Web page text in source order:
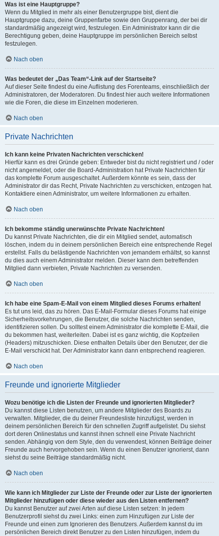
Was ist eine Hauptgruppe?
Wenn du Mitglied in mehr als einer Benutzergruppe bist, dient die
Hauptgruppe dazu, deine Gruppenfarbe sowie den Gruppenrang, der bei dir
standardmäßig angezeigt wird, festzulegen. Ein Administrator kann dir die
Berechtigung geben, deine Hauptgruppe im persönlichen Bereich selbst
festzulegen.
Nach oben
Was bedeutet der „Das Team“-Link auf der Startseite?
Auf dieser Seite findest du eine Auflistung des Forenteams, einschließlich der
Administratoren, der Moderatoren. Du findest hier auch weitere Informationen
wie die Foren, die diese im Einzelnen moderieren.
Nach oben
Private Nachrichten
Ich kann keine Privaten Nachrichten verschicken!
Hierfür kann es drei Gründe geben: Entweder bist du nicht registriert und / oder
nicht angemeldet, oder die Board-Administration hat Private Nachrichten für
das komplette Forum ausgeschaltet. Außerdem könnte es sein, dass der
Administrator dir das Recht, Private Nachrichten zu verschicken, entzogen hat.
Kontaktiere einen Administrator, um weitere Informationen zu erhalten.
Nach oben
Ich bekomme ständig unerwünschte Private Nachrichten!
Du kannst Private Nachrichten, die dir ein Mitglied sendet, automatisch
löschen, indem du in deinem persönlichen Bereich eine entsprechende Regel
erstellst. Falls du belästigende Nachrichten von jemandem erhältst, so kannst
du dies auch einem Administrator melden. Dieser kann dem betreffenden
Mitglied dann verbieten, Private Nachrichten zu versenden.
Nach oben
Ich habe eine Spam-E-Mail von einem Mitglied dieses Forums erhalten!
Es tut uns leid, das zu hören. Das E-Mail-Formular dieses Forums hat einige
Sicherheitsvorkehrungen, die Benutzer, die solche Nachrichten senden,
identifizieren sollen. Du solltest einem Administrator die komplette E-Mail, die
du bekommen hast, weiterleiten. Dabei ist es ganz wichtig, die Kopfzeilen
(Headers) mitzuschicken. Diese enthalten Details über den Benutzer, der die
E-Mail verschickt hat. Der Administrator kann dann entsprechend reagieren.
Nach oben
Freunde und ignorierte Mitglieder
Wozu benötige ich die Listen der Freunde und ignorierten Mitglieder?
Du kannst diese Listen benutzen, um andere Mitglieder des Boards zu
verwalten. Mitglieder, die du deiner Freundesliste hinzufügst, werden in
deinem persönlichen Bereich für den schnellen Zugriff aufgelistet. Du siehst
dort deren Onlinestatus und kannst ihnen schnell eine Private Nachricht
senden. Abhängig von dem Style, den du verwendest, können Beiträge deiner
Freunde auch hervorgehoben sein. Wenn du einen Benutzer ignorierst, dann
siehst du seine Beiträge standardmäßig nicht.
Nach oben
Wie kann ich Mitglieder zur Liste der Freunde oder zur Liste der ignorierten
Mitglieder hinzufügen oder diese wieder aus den Listen entfernen?
Du kannst Benutzer auf zwei Arten auf diese Listen setzen: In jedem
Benutzerprofil siehst du zwei Links: einen zum Hinzufügen zur Liste der
Freunde und einen zum Ignorieren des Benutzers. Außerdem kannst du im
persönlichen Bereich direkt Benutzer zu den Listen hinzufügen, indem du